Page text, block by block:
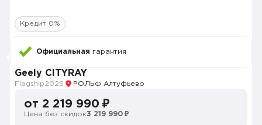
Кредит 0%
Официальная гарантия
Geely CITYRAY
Flagship2026 РОЛЬФ Алтуфьево
от 2 219 990 ₽
Цена без скидок3 219 990 ₽